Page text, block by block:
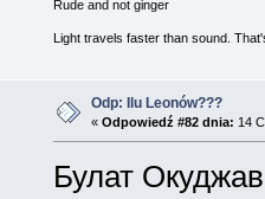
Rude and not ginger
Light travels faster than sound.
Odp: Ilu Leonów???
« Odpowiedź #82 dnia: 14
Булат